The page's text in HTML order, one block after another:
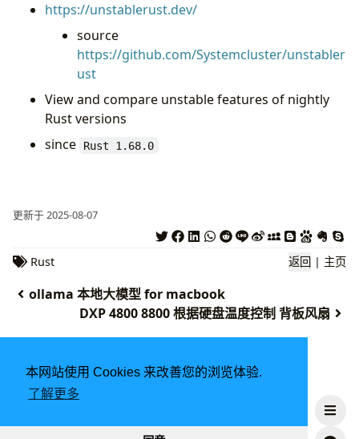
本网站使用 Cookies 来改善您的浏览体验.
了解更多
https://unstablerust.dev/
source
https://github.com/Systemcluster/unstabler
ust
View and compare unstable features of nightly
Rust versions
since
Rust 1.68.0
更新于 2025-08-07
Rust 返回 | 主页
ollama 本地大模型 for macbook
DXP 4800 8800 根据硬盘温度控制 背板风扇
强力驱动 | 主题 -